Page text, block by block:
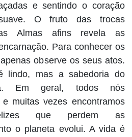
e sentindo o coração
O fruto das trocas
Almas afins revela as
Para conhecer os
observe os seus atos.
lindo, mas a sabedoria do
Em geral, todos nós
muitas vezes encontramos
que perdem as
o planeta evolui. A vida é